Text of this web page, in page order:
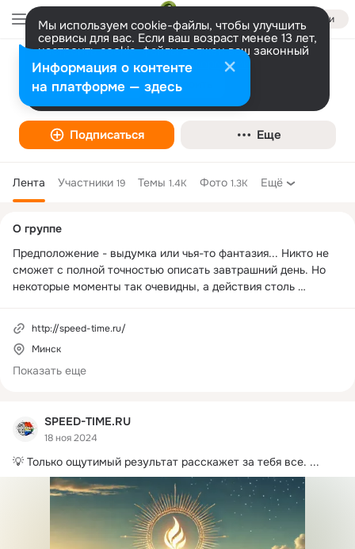
Войти
Мы используем cookie-файлы, чтобы улучшить
сервисы для вас. Если ваш возраст менее 13 лет,
настроить cookie-файлы должен ваш законный
представитель. Больше информации
Разрешить все Настроить
SPEED-TIME.RU
Подписаться Еще
Лента Участники 19 Темы 1.4K Фото 1.3K Ещё
SPEED-TIME.RU
18 ноя 2024
💡 Только ощутимый результат расскажет за тебя все. ...
колонка
О группе
Предположение - выдумка или чья-то фантазия... Никто не
сможет с полной точностью описать завтрашний день. Но
некоторые моменты так очевидны, а действия столь
http://speed-time.ru/
Минск
Показать еще
Информация о контенте
на платформе — здесь